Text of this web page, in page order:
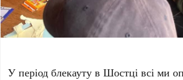
У період блекауту в Шостці всі ми